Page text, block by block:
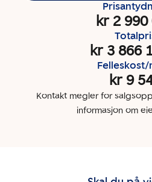
kr 2 990
kr 3 866
Felleskost/
kr 9
Kontakt megler for
informasjon om